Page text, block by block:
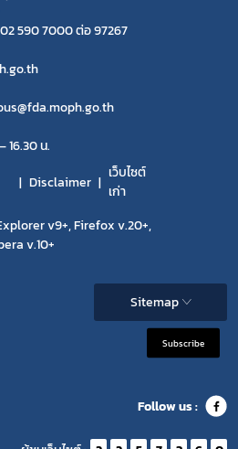
590 7000 ต่อ 97267
16.30 น.
Disclaimer
เว็บไซต์
เก่า
v9+, Firefox v.20+,
v.10+
Sitemap
Subscribe
Follow us :